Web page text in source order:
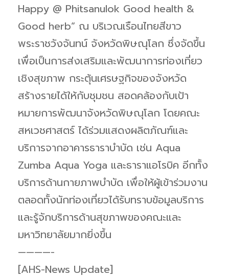
Happy @ Phitsanulok Good health &
Good herb” ณ บริเวณเรือนไทยสีขาว
พระราชวังจันทน์ จังหวัดพิษณุโลก ซึ่งจัดขึ้น
เพื่อเป็นการส่งเสริมและพัฒนาการท่องเที่ยว
เชิงสุขภาพ กระตุ้นเศรษฐกิจของจังหวัด
สร้างรายได้ให้กับชุมชน สอดคล้องกับเป้า
หมายการพัฒนาจังหวัดพิษณุโลก โดยคณะ
สหเวชศาสตร์ ได้ร่วมแสดงผลิตภัณฑ์และ
บริการจากอาคารธาราบำบัด เช่น Aqua
Zumba Aqua Yoga และธาราแอโรบิค อีกทั้ง
บริการด้านกายภาพบำบัด เพื่อให้ผู้เข้าร่วมงาน
ตลอดทั้งนักท่องเที่ยวได้รับทราบข้อมูลบริการ
และรู้จักบริการด้านสุขภาพของคณะและ
มหาวิทยาลัยมากยิ่งขึ้น
————-
[AHS-News Update]